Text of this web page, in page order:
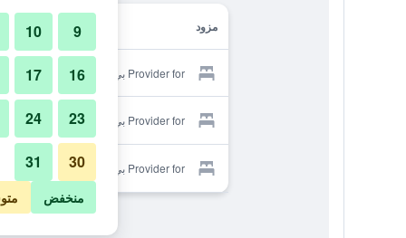
مزود
Provider for بي إم أنكور ريزورت
Provider for بي إم أنكور ريزورت
Provider for بي إم أنكور ريزورت
9
10
16
17
23
24
30
31
منخفض